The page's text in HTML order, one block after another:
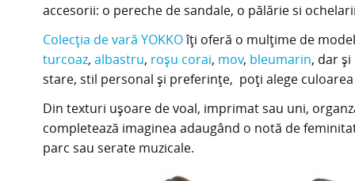
accesorii: o pereche de sandale, o pălărie si
Colecția de vară YOKKOîți oferă o mulțime de
turcoaz, albastru, roșu corai, mov, bleumarin, dar
stare, stil personal și preferințe, poți alege
Din texturi ușoare de voal, imprimat sau uni,
completează imaginea adaugând o notă de
parc sau serate muzicale.